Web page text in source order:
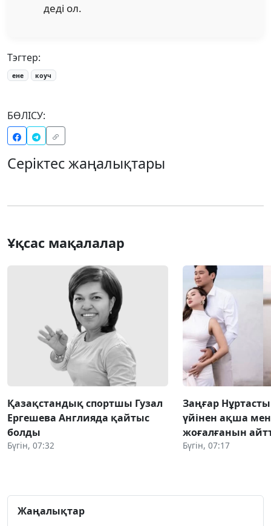
деді ол.
Тэгтер:
ене коуч
БӨЛІСУ:
Серіктес жаңалықтары
Ұқсас мақалалар
Қазақстандық спортшы Гузал
Ергешева Англияда қайтыс
болды
Бүгін, 07:32
Заңғар
үйінен ақша
жоғалғанын
Бүгін, 07:17
Жаңалықтар